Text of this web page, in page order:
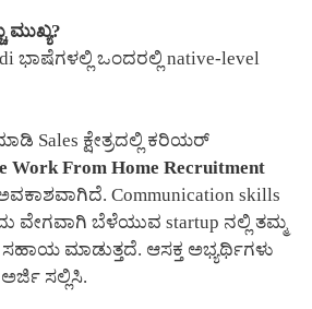
ಮುಖ್ಯ?
ಭಾಷೆಗಳಲ್ಲಿ ಒಂದರಲ್ಲಿ native-level
Sales ಕ್ಷೇತ್ರದಲ್ಲಿ ಕರಿಯರ್
Work From Home Recruitment
Communication skills
ವೇಗವಾಗಿ ಬೆಳೆಯುವ startup ನಲ್ಲಿ ತಮ್ಮ
ಸಹಾಯ ಮಾಡುತ್ತದೆ. ಆಸಕ್ತ ಅಭ್ಯರ್ಥಿಗಳು
ಸಲ್ಲಿಸಿ.